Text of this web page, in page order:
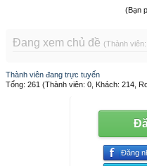
(Bạn
Đang xem chủ đề (Thành
Thành viên đang trực tuyến
Tổng: 261 (Thành viên: 0, Khách: 214,
Đăng